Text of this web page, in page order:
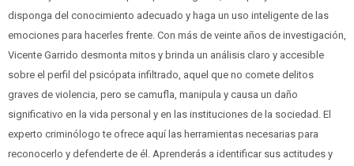
disponga del conocimiento adecuado y haga un uso inteligente de las
emociones para hacerles frente. Con más de veinte años de investigación,
Vicente Garrido desmonta mitos y brinda un análisis claro y accesible
sobre el perfil del psicópata infiltrado, aquel que no comete delitos
graves de violencia, pero se camufla, manipula y causa un daño
significativo en la vida personal y en las instituciones de la sociedad. El
experto criminólogo te ofrece aquí las herramientas necesarias para
reconocerlo y defenderte de él. Aprenderás a identificar sus actitudes y